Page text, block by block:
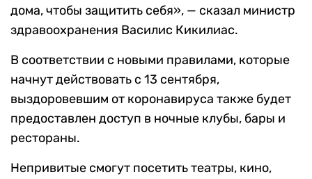
дома, чтобы защитить себя», — сказал министр
здравоохранения Василис Кикилиас.
В соответствии с новыми правилами, которые
начнут действовать с 13 сентября,
выздоровевшим от коронавируса также будет
предоставлен доступ в ночные клубы, бары и
рестораны.
Непривитые смогут посетить театры, кино,